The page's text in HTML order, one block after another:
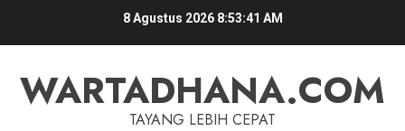
8 Agustus 2026 8:53:41 AM
WARTADHANA.COM
TAYANG LEBIH CEPAT